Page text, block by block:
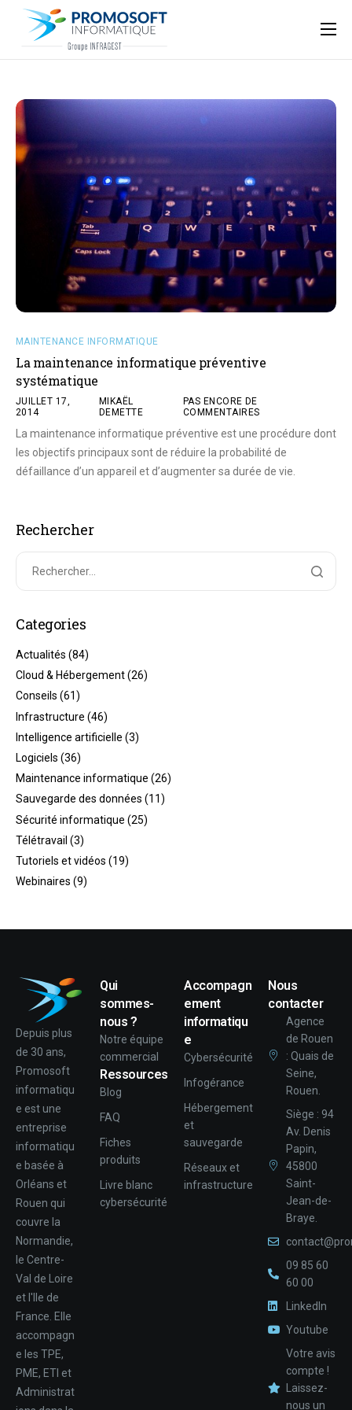
Qui sommes-nous ?
Nos ressources
Support
MAINTENANCE INFORMATIQUE
La maintenance informatique préventive
systématique
JUILLET 17,
2014
MIKAËL
DEMETTE
PAS ENCORE DE
COMMENTAIRES
La maintenance informatique préventive est une procédure dont
les objectifs principaux sont de réduire la probabilité de
défaillance d’un appareil et d’augmenter sa durée de vie.
Rechercher
Categories
Actualités (84)
Cloud & Hébergement(26)
Conseils (61)
Infrastructure (46)
Intelligence artificielle (3)
Logiciels (36)
Maintenance informatique (26)
Sauvegarde des données (11)
Sécurité informatique (25)
Télétravail (3)
Tutoriels et vidéos (19)
Webinaires (9)
Depuis plus
de 30 ans,
Promosoft
informatiqu
e est une
entreprise
informatiqu
e basée à
Orléans et
Rouen qui
couvre la
Normandie,
le Centre-
Val de Loire
et l'Ile de
France. Elle
accompagn
e les TPE,
PME, ETI et
Administrat
Qui
sommes-
nous ?
Notre équipe
commercial
Ressources
Blog
FAQ
Fiches
produits
Livre blanc
cybersécurité
Accompagn
ement
informatiqu
e
Cybersécurité
Infogérance
Hébergement
et
sauvegarde
Réseaux et
infrastructure
Nous
contacter
Agence
de Rouen
: Quais de
Seine,
Rouen.
Siège : 94
Av. Denis
Papin,
45800
Saint-
Jean-de-
Braye.
09 85 60
60 00
LinkedIn
Youtube
Votre avis
compte !
Laissez-
nous un